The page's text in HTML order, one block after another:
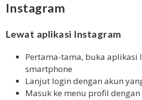
Instagram
Lewat aplikasi Instagram
Pertama-tama, buka aplikasi
smartphone
Lanjut login dengan akun
Masuk ke menu profil